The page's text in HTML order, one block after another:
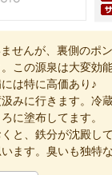
せんが、裏側のポ
この源泉は大変効
は特に高価あり♪
みに行きます。冷
に塗布してます。
と、鉄分が沈殿し
ます。臭いも独特